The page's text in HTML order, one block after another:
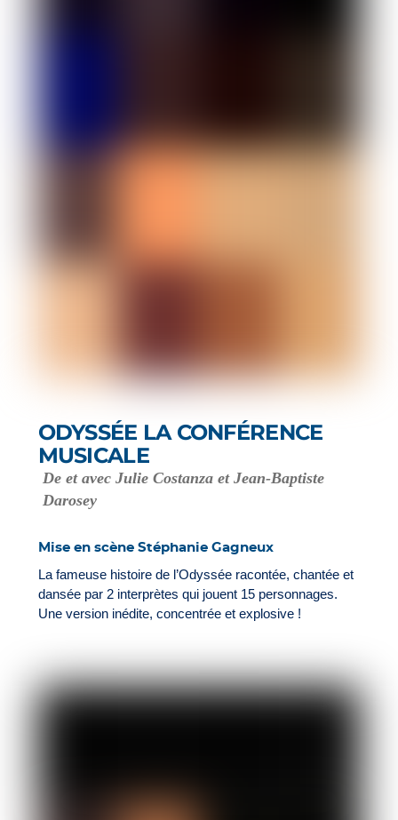
ODYSSÉE LA CONFÉRENCE
MUSICALE
De et avec Julie Costanza et Jean-Baptiste
Darosey
Mise en scène Stéphanie Gagneux
La fameuse histoire de l’Odyssée racontée, chantée et
dansée par 2 interprètes qui jouent 15 personnages.
Une version inédite, concentrée et explosive !